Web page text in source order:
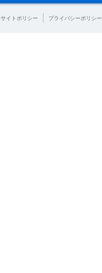
サイトポリシー プライバシーポリシー